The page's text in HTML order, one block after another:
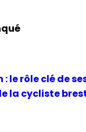
le rôle clé de
la cycliste